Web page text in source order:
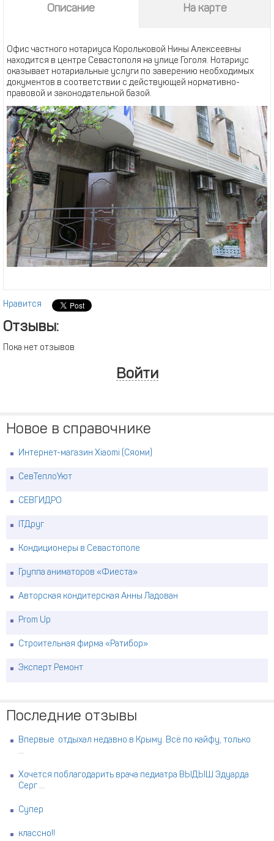
Описание На карте
Офис частного нотариуса Корольковой Нины Алексеевны
находится в центре Севастополя на улице Гоголя. Нотариус
оказывает нотариальные услуги по заверению необходимых
документов в соответствии с действующей нормативно-
правовой и законодательной базой.
Нравится
Отзывы:
Пока нет отзывов
Войти
Новое в справочнике
Интернет-магазин Xiaomi (Сяоми)
СевТеплоУют
СЕВГИДРО
ITДруг
Кондиционеры в Севастополе
Группа аниматоров «Фиеста»
Авторская кондитерская Анны Ладован
Prom Up
Строительная фирма «Ратибор»
Эксперт Ремонт
Последние отзывы
Впервые отдыхал недавно в Крыму. Всё по кайфу, только
...
Хочется поблагодарить врача педиатра ВЫДЫШ Эдуарда
Серг ...
Супер
классно!!